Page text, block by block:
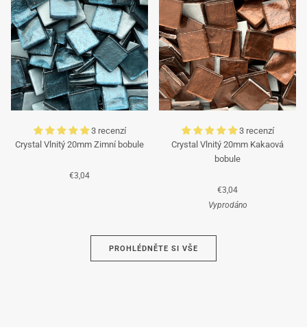
3 recenzí
Crystal Vlnitý 20mm Zimní bobule
€3,04
3 recenzí
Crystal Vlnitý 20mm Kakaová
bobule
€3,04
Vyprodáno
PROHLÉDNĚTE SI VŠE